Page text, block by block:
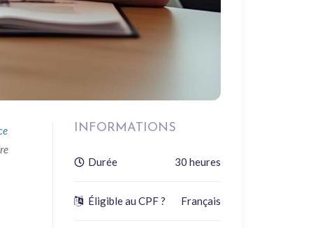
INFORMATIONS
Durée 30 heures
Éligible au CPF ? Français